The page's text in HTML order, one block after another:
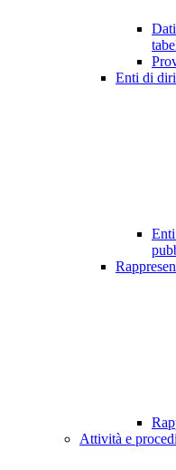
Enti di
Attività e